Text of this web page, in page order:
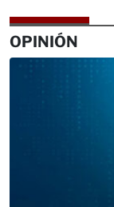
OPINIÓN